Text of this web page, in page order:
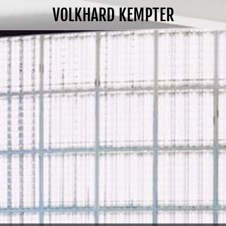
Home.
Vita.
Ausstellungen.
News.
Kontakt.
VOLKHARD KEMPTER